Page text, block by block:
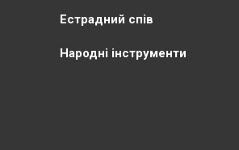
Естрадний спів
Народні інструменти